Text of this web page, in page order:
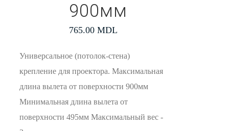
900мм
765.00 MDL
Универсальное (потолок-стена)
крепление для проектора. Максимальная
длина вылета от поверхности 900мм
Минимальная длина вылета от
поверхности 495мм Максимальный вес -